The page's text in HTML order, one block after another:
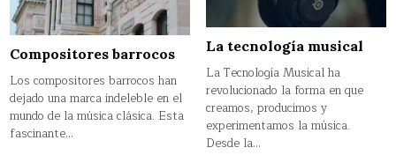
Compositores barrocos
Los compositores barrocos han
dejado una marca indeleble en el
mundo de la música clásica. Esta
fascinante…
La tecnología musical
La Tecnología Musical ha
revolucionado la forma en que
creamos, producimos y
experimentamos la música.
Desde la…